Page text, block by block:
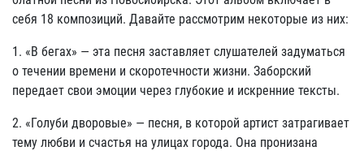
себя 18 композиций. Давайте рассмотрим некоторые из них:
1. «В бегах» — эта песня заставляет слушателей задуматься
о течении времени и скоротечности жизни. Заборский
передает свои эмоции через глубокие и искренние тексты.
2. «Голуби дворовые» — песня, в которой артист затрагивает
тему любви и счастья на улицах города. Она пронизана